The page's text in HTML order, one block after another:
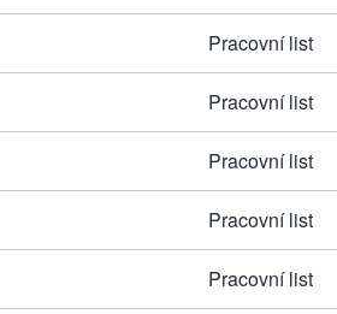
Pracovní list
Pracovní list
Pracovní list
Pracovní list
Pracovní list